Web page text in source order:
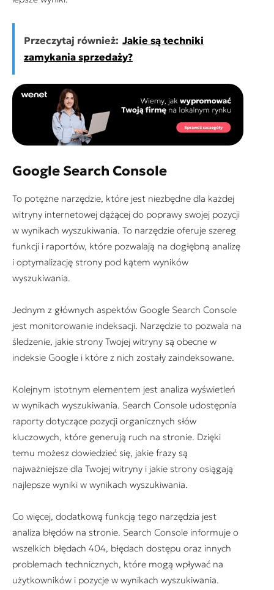
Przeczytaj również: Jakie są techniki
zamykania sprzedaży?
Google Search Console
To potężne narzędzie, które jest niezbędne dla każdej
witryny internetowej dążącej do poprawy swojej pozycji
w wynikach wyszukiwania. To narzędzie oferuje szereg
funkcji i raportów, które pozwalają na dogłębną analizę
i optymalizację strony pod kątem wyników
wyszukiwania.
Jednym z głównych aspektów Google Search Console
jest monitorowanie indeksacji. Narzędzie to pozwala na
śledzenie, jakie strony Twojej witryny są obecne w
indeksie Google i które z nich zostały zaindeksowane.
Kolejnym istotnym elementem jest analiza wyświetleń
w wynikach wyszukiwania. Search Console udostępnia
raporty dotyczące pozycji organicznych słów
kluczowych, które generują ruch na stronie. Dzięki
temu możesz dowiedzieć się, jakie frazy są
najważniejsze dla Twojej witryny i jakie strony osiągają
najlepsze wyniki w wynikach wyszukiwania.
Co więcej, dodatkową funkcją tego narzędzia jest
analiza błędów na stronie. Search Console informuje o
wszelkich błędach 404, błędach dostępu oraz innych
problemach technicznych, które mogą wpływać na
użytkowników i pozycje w wynikach wyszukiwania.